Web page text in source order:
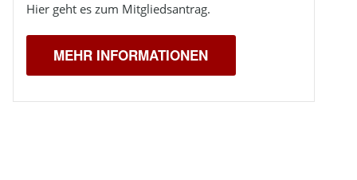
Hier geht es zum Mitgliedsantrag.
MEHR INFORMATIONEN